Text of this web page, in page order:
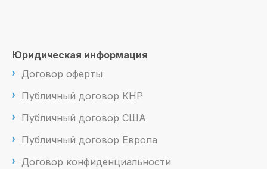
Юридическая информация
Договор оферты
Публичный договор КНР
Публичный договор США
Публичный договор Европа
Договор конфиденциальности